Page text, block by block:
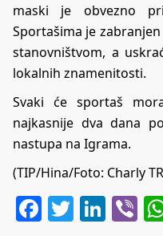
maski je obvezno
Sportašima je
stanovništvom, a
lokalnih znamenitosti.
Svaki će sportaš
najkasnije dva dana
nastupa na Igrama.
(TIP/Hina/Foto: Charly
Facebook
Twitter